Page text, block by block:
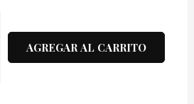
AGREGAR AL CARRITO